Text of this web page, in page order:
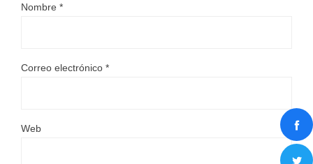
Nombre *
Correo electrónico *
Web